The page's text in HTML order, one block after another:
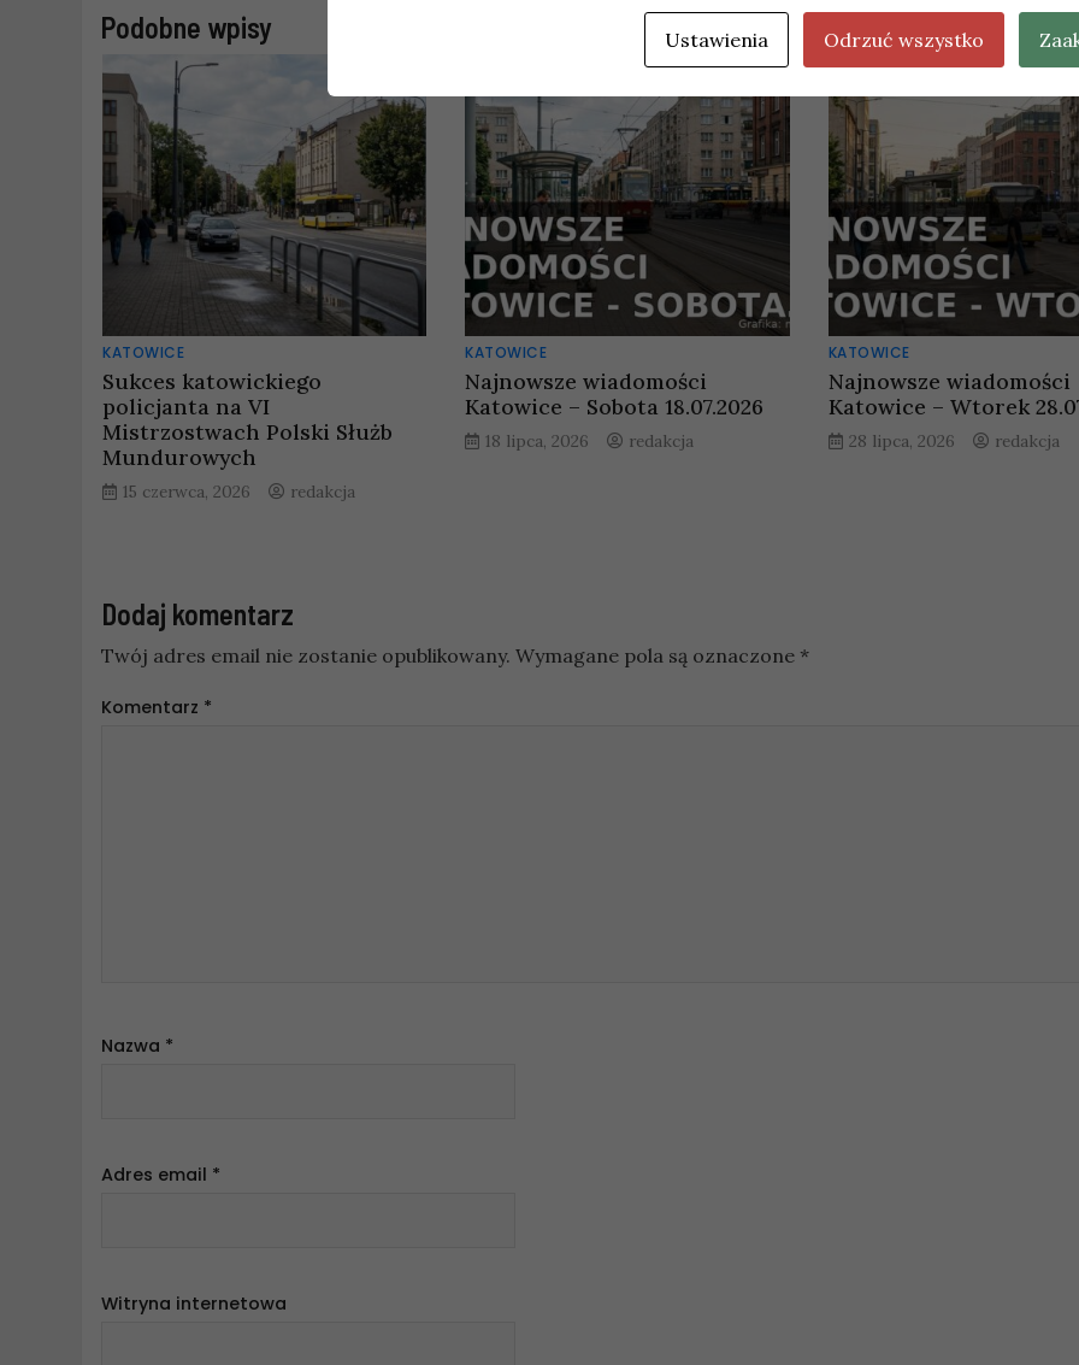
Podobne wpisy
KATOWICE
Sukces katowickiego
policjanta na VI
Mistrzostwach Polski Służb
Mundurowych
15 czerwca, 2026 redakcja
KATOWICE
Najnowsze wiadomości
Katowice – Sobota 18.07.2026
18 lipca, 2026 redakcja
KATOWICE
Najnowsze wiadomości
Katowice – Wtorek
28 lipca, 2026 redakcja
Dodaj komentarz
Twój adres email nie zostanie opublikowany. Wymagane pola są oznaczone *
Komentarz *
Nazwa *
Adres email *
Witryna internetowa
Ustawienia Odrzuć wszystko